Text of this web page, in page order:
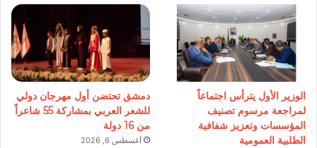
الوزير الأول يترأس اجتماعاً
لمراجعة مرسوم تصنيف
المؤسسات وتعزيز شفافية
الطلبية العمومية
دمشق تحتضن أول مهرجان دولي
للشعر العربي بمشاركة 55 شاعراً
من 16 دولة
أغسطس 6, 2026